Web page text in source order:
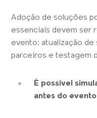
Adoção de soluções
essenciais devem ser
evento: atualização
parceiros e testagem
É possível
antes do